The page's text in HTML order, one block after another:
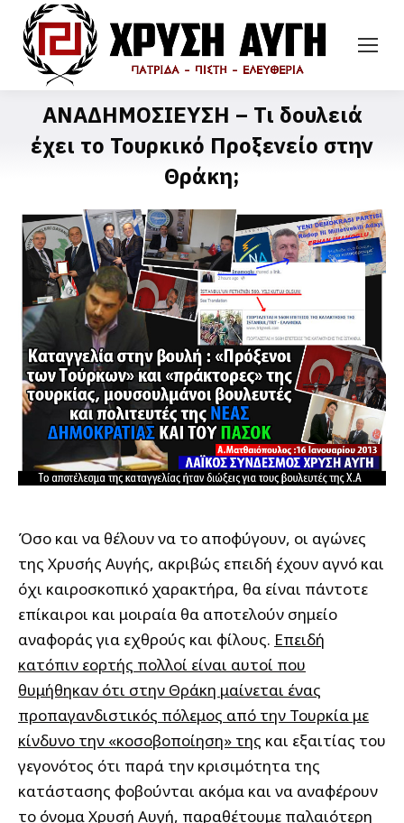
ΑΝΑΔΗΜΟΣΙΕΥΣΗ – Τι δουλειά
έχει το Τουρκικό Προξενείο στην
Θράκη;
Όσο και να θέλουν να το αποφύγουν, οι αγώνες
της Χρυσής Αυγής, ακριβώς επειδή έχουν αγνό και
όχι καιροσκοπικό χαρακτήρα, θα είναι πάντοτε
επίκαιροι και μοιραία θα αποτελούν σημείο
αναφοράς για εχθρούς και φίλους. Επειδή
κατόπιν εορτής πολλοί είναι αυτοί που
θυμήθηκαν ότι στην Θράκη μαίνεται ένας
προπαγανδιστικός πόλεμος από την Τουρκία με
κίνδυνο την «κοσοβοποίηση» της και εξαιτίας του
γεγονότος ότι παρά την κρισιμότητα της
κατάστασης φοβούνται ακόμα και να αναφέρουν
το όνομα Χρυσή Αυγή, παραθέτουμε παλαιότερη